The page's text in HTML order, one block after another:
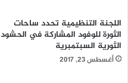
اللجنة التنظيمية تحدد ساحات
الثورة للوفود المشاركة في الحشود
الثورية السبتمبرية
أغسطس 23, 2017